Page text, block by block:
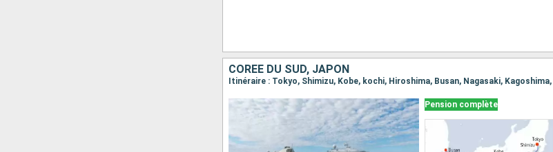
CORÉE DU SUD, JAPON
Itinéraire : Tokyo, Shimizu, Kobe, kochi, Hiroshima, Busan, Nagasaki,
Pension complète